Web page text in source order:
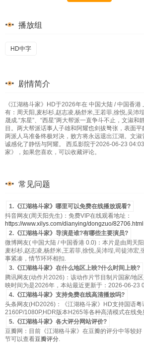
播放组
HD中字
剧情简介
《江湖格斗家》HD于2026年在 中国大陆 / 中国香
有：周天阳,麦杉杉,赵志凌,杨舒米,王若菲,徐悦,吴沛
晟成.“东星”、“西星”两大帮派一直争斗不止，文淑和
目。两大帮派话事人子雄和阿耀也剑拔弩张，表面平
两派人马准备终极对决，败方将永远退出江湖。文
诚感化了静恬与阿耀。 西瓜影院于2026-06-23
家》，如果您喜欢，可以收藏评论。
常见问题
1.《江湖格斗家》哪里可以免费在线播放观看?
抖音网友(周天阳先生)：免费VIP在线观看地址：
https://www.xilys.com/dianying/dongzuo/82706.html
2.《江湖格斗家》导演是谁?有哪些主要演员?
微博网友( 中国大陆 / 中国香港 0.0)：本片是由周天
麦杉杉,赵志凌,杨舒米,王若菲,徐悦,吴沛埕,司徒沛宏,
事紧凑，情节环环相扣.
3.《江湖格斗家》在什么地区上映?什么时间上映?
腾讯网友(动作片2026)：该动作片节目制片国家/地
映时间为是2026年，本站最近更新于：2026-06-23
4.《江湖格斗家》支持免费在线高清播放吗?
头条网友(HD2026)：《江湖格斗家》HD支持国语
2160P/1080P,HDR版本H265等各种高清模式在线免
5.《江湖格斗家》各大评分网站评价?
豆瓣网：目前《江湖格斗家》在豆瓣的评分中等较
节可以查看豆瓣评分.